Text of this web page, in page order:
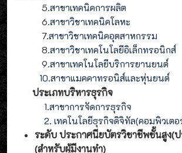
5.สาขาเทคนิคการผลิต
6.สาขาวิชาเทคนิคโลหะ
7.สาขาวิชาเทคนิคอุตสาหกรรม
8.สาขาวิชาเทคโนโลยีอิเล็กทรอนิกส์
9.สาขาเทคโนโลยีบริการยานยนต์
10.สาขาแมคคาทรอนิส์และหุ่นยนต์
ประเภทบริหารธุรกิจ
1.สาขาการจัดการธุรกิจ
2. เทคโนโลยีธุรกิจดิจิทัล(คอมพิวเต
ระดับ ประกาศนียบัตรวิชาชีพชั้นสูง(ป
(สำหรับผู้มีงานทำ)